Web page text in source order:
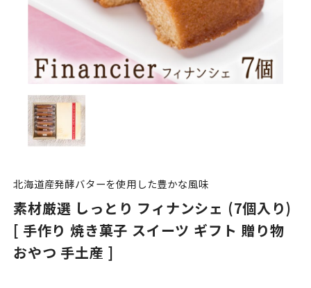
北海道産発酵バターを使用した豊かな風味
素材厳選 しっとり フィナンシェ (7個入り)
[ 手作り 焼き菓子 スイーツ ギフト 贈り物
おやつ 手土産 ]